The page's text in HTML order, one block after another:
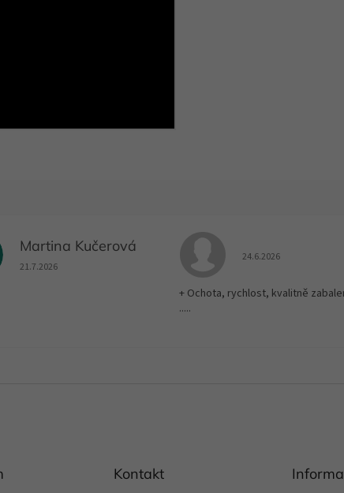
Martina Kučerová
Hodnocení obchodu je 5 z 5 hvězdiček.
21.7.2026
Hodnocení obchodu
24.6.2026
+ Ochota, rychlost, kvalitně
.....
Kontakt